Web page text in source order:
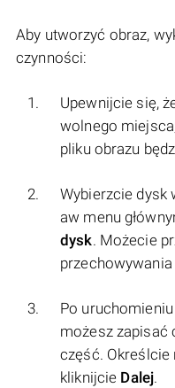
Aby utworzyć obraz,
czynności:
Upewnijcie się,
wolnego
pliku obrazu
Wybierzcie dysk
aw menu
dysk. Możecie
Po uruchomieniu
możesz zapisać
część. Określcie
kliknijcie Dalej.